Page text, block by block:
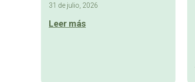
31 de julio, 2026
Leer más